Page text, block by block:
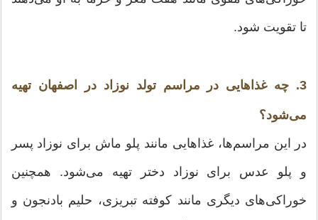
تا تقویت شود.
3. چه غذاهایی در مراسم تولد نوزاد در اصفهان تهیه
می‌شود؟
در این مراسم‌ها، غذاهایی مانند پلو ماش برای نوزاد پسر
و پلو عدس برای نوزاد دختر تهیه می‌شود. همچنین
خوراکی‌های دیگری مانند کوفته تبریزی، حلیم بادنجون و